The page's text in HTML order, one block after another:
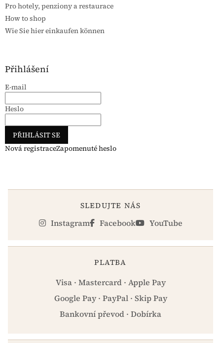
Pro hotely, penziony a restaurace
How to shop
Wie Sie hier einkaufen können
Přihlášení
E-mail
Heslo
PŘIHLÁSIT SE
Nová registraceZapomenuté heslo
SLEDUJTE NÁS
Instagram Facebook YouTube
PLATBA
Visa · Mastercard · Apple Pay
Google Pay · PayPal · Skip Pay
Bankovní převod · Dobírka